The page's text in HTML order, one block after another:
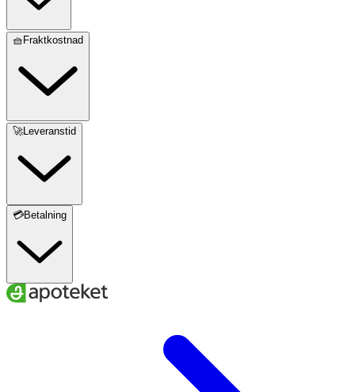
🧺Fraktkostnad
🚀Leveranstid
💳Betalning